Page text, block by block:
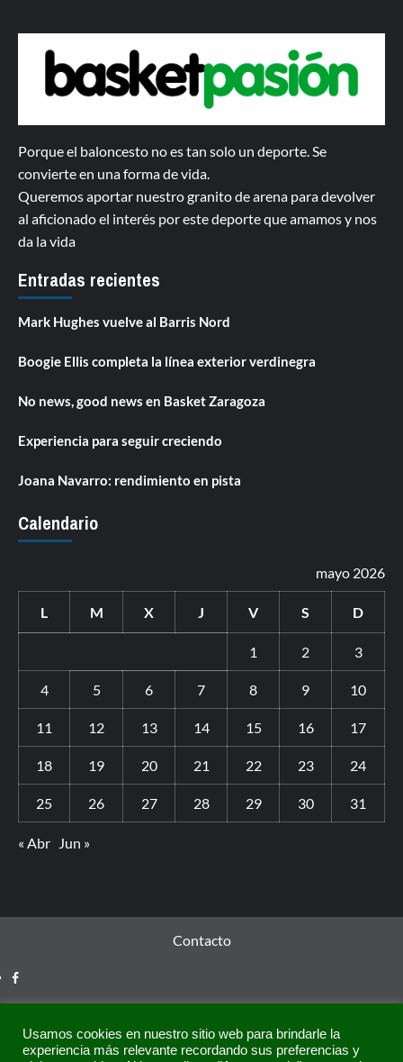
Porque el baloncesto no es tan solo un deporte. Se
convierte en una forma de vida.
Queremos aportar nuestro granito de arena para devolver
al aficionado el interés por este deporte que amamos y nos
da la vida
Entradas recientes
Mark Hughes vuelve al Barris Nord
Boogie Ellis completa la línea exterior verdinegra
No news, good news en Basket Zaragoza
Experiencia para seguir creciendo
Joana Navarro: rendimiento en pista
Calendario
mayo 2026
L M X J V S D
1 2 3
4 5 6 7 8 9 10
11 12 13 14 15 16 17
18 19 20 21 22 23 24
25 26 27 28 29 30 31
« Abr Jun »
Contacto
Usamos cookies en nuestro sitio web para brindarle la
experiencia más relevante recordando sus preferencias y